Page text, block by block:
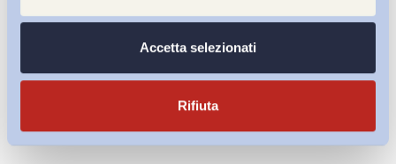
Accetta selezionati
Rifiuta
Condividi su: